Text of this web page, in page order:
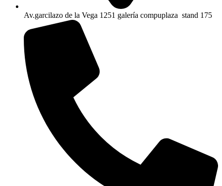
Av.garcilazo de la Vega 1251 galería compuplaza stand 175